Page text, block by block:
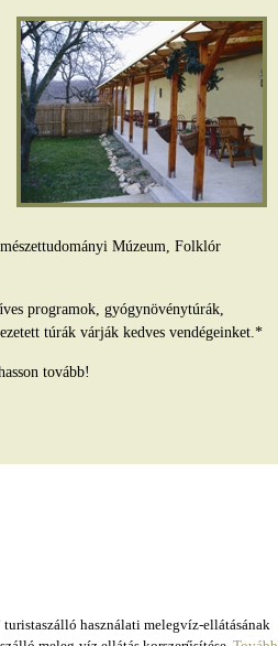
Múzeum, Folklór
programok, gyógynövénytúrák,
túrák várják kedves vendégeinket.*
tovább!
használati melegvíz-ellátásának